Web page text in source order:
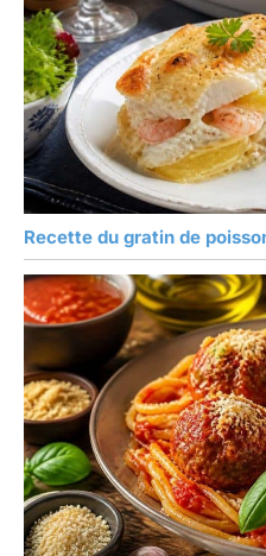
Recette du gratin de